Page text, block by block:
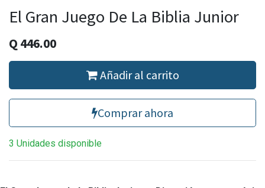
El Gran Juego De La Biblia Junior
Q 446.00
Añadir al carrito
Comprar ahora
3 Unidades disponible